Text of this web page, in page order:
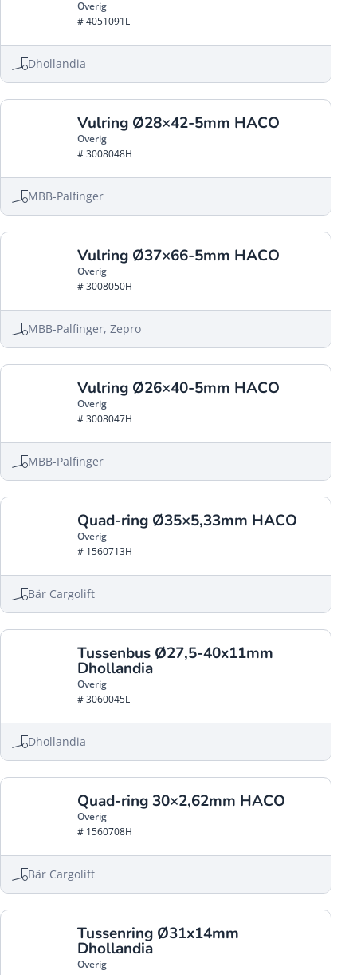
Overig
# 4051091L
Dhollandia
Vulring Ø28×42-5mm HACO
Overig
# 3008048H
MBB-Palfinger
Vulring Ø37×66-5mm HACO
Overig
# 3008050H
MBB-Palfinger, Zepro
Vulring Ø26×40-5mm HACO
Overig
# 3008047H
MBB-Palfinger
Quad-ring Ø35×5,33mm HACO
Overig
# 1560713H
Bär Cargolift
Tussenbus Ø27,5-40x11mm
Dhollandia
Overig
# 3060045L
Dhollandia
Quad-ring 30×2,62mm HACO
Overig
# 1560708H
Bär Cargolift
Tussenring Ø31x14mm
Dhollandia
Overig